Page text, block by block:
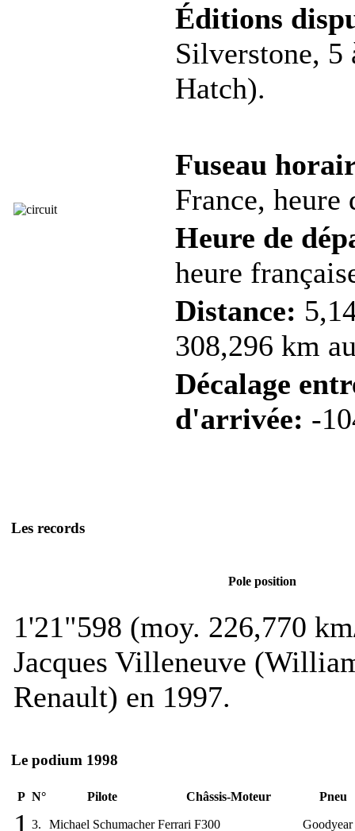
Éditions
Silverstone, 5
Hatch).
Fuseau
France, heure
Heure de
heure
Distance:
308,296 km
Décalage
d'arrivée: -
Les records
Pole position
1'21"598 (moy. 226,770
Jacques Villeneuve
Renault) en 1997.
Le podium 1998
P N° Pilote Châssis-Moteur Pneu
3. Michael Schumacher Ferrari F300 Goodyear